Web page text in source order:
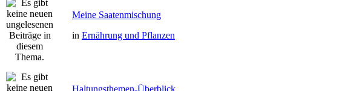
Meine Saatenmischung
in Ernährung und Pflanzen
Haltungsthemen-Überblick